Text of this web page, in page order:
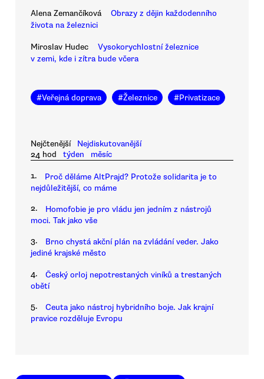
Alena Zemančíková
Obrazy z dějin každodenního
života na železnici
Miroslav Hudec
Vysokorychlostní železnice
v zemi, kde i zítra bude včera
#Veřejná doprava #Železnice #Privatizace
Nejčtenější
Nejdiskutovanější
24 hod
týden měsíc
1.
Proč děláme AltPrajd? Protože solidarita je to
nejdůležitější, co máme
2.
Homofobie je pro vládu jen jedním z nástrojů
moci. Tak jako vše
3.
Brno chystá akční plán na zvládání veder. Jako
jediné krajské město
4.
Český orloj nepotrestaných viníků a trestaných
obětí
5.
Ceuta jako nástroj hybridního boje. Jak krajní
pravice rozděluje Evropu